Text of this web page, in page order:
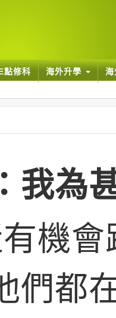
點修科 海外升學
我為
機會
們都